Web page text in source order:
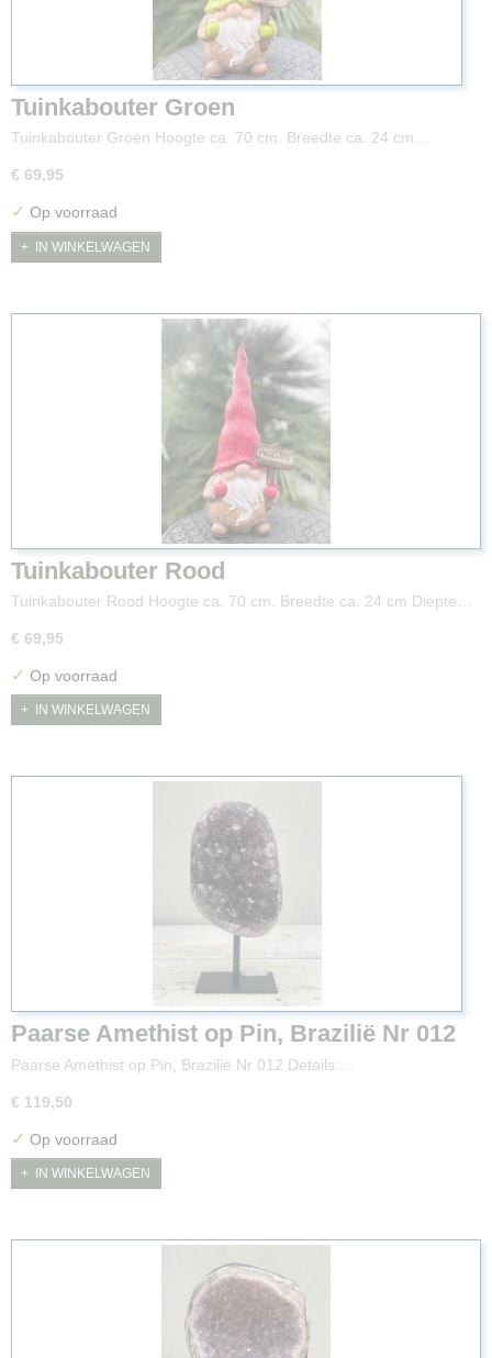
Tuinkabouter Groen
Tuinkabouter Groen Hoogte ca. 70 cm. Breedte ca. 24 cm…
€ 69,95
✓ Op voorraad
IN WINKELWAGEN
Tuinkabouter Rood
Tuinkabouter Rood Hoogte ca. 70 cm. Breedte ca. 24 cm Diepte…
€ 69,95
✓ Op voorraad
IN WINKELWAGEN
Paarse Amethist op Pin, Brazilië Nr 012
Paarse Amethist op Pin, Brazilië Nr 012 Details:…
€ 119,50
✓ Op voorraad
IN WINKELWAGEN